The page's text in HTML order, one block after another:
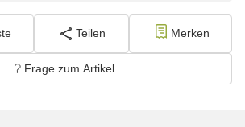
Teilen Merken
Frage zum Artikel